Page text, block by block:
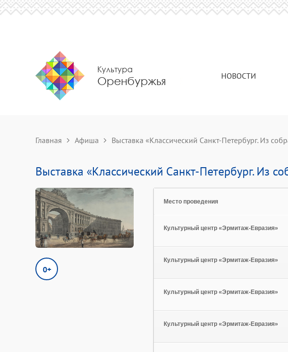
Культура
Оренбуржья НОВОСТИ
Главная Афиша Выставка «Классический Санкт-Петербург. Из
Выставка «Классический Санкт-Петербург. Из
0+
Место проведения
Культурный центр «Эрмитаж-Евразия»
Культурный центр «Эрмитаж-Евразия»
Культурный центр «Эрмитаж-Евразия»
Культурный центр «Эрмитаж-Евразия»